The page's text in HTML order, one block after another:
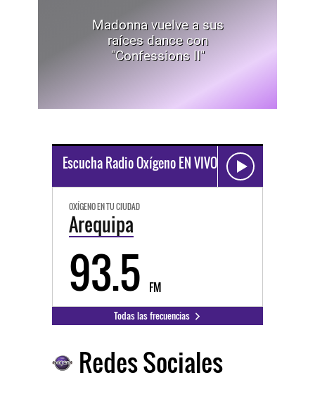
Madonna vuelve a sus
raíces dance con
"Confessions II"
Escucha Radio Oxígeno EN VIVO
OXÍGENO EN TU CIUDAD
Arequipa
93.5 FM
Todas las frecuencias
Redes Sociales